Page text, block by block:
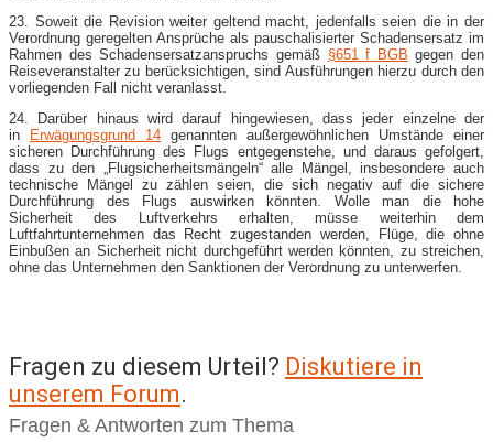
23. Soweit die Revision weiter geltend macht, jedenfalls seien die in der
Verordnung geregelten Ansprüche als pauschalisierter Schadensersatz im
Rahmen des Schadensersatzanspruchs gemäß §651 f BGB gegen den
Reiseveranstalter zu berücksichtigen, sind Ausführungen hierzu durch den
vorliegenden Fall nicht veranlasst.
24. Darüber hinaus wird darauf hingewiesen, dass jeder einzelne der
in Erwägungsgrund 14 genannten außergewöhnlichen Umstände einer
sicheren Durchführung des Flugs entgegenstehe, und daraus gefolgert,
dass zu den „Flugsicherheitsmängeln“ alle Mängel, insbesondere auch
technische Mängel zu zählen seien, die sich negativ auf die sichere
Durchführung des Flugs auswirken könnten. Wolle man die hohe
Sicherheit des Luftverkehrs erhalten, müsse weiterhin dem
Luftfahrtunternehmen das Recht zugestanden werden, Flüge, die ohne
Einbußen an Sicherheit nicht durchgeführt werden könnten, zu streichen,
ohne das Unternehmen den Sanktionen der Verordnung zu unterwerfen.
Fragen zu diesem Urteil? Diskutiere in
unserem Forum.
Fragen & Antworten zum Thema